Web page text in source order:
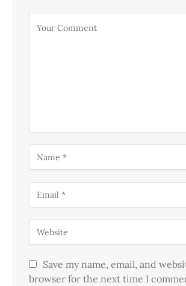
Save my name, email, and
browser for the next time I